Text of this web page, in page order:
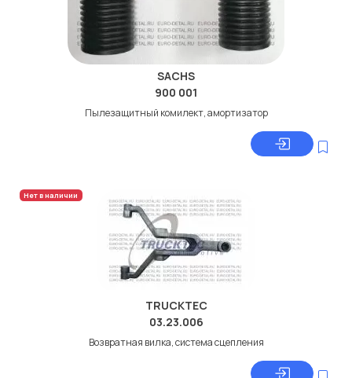
SACHS
900 001
Пылезащитный комилект, амортизатор
Нет в наличии
TRUCKTEC
03.23.006
Возвратная вилка, система сцепления